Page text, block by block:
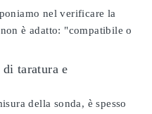
nel verificare la
è adatto: "compatibile o
taratura e
della sonda, è spesso